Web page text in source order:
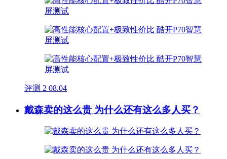
评测 2 08.04
戴森卖的这么贵 为什么还有这么多人买？